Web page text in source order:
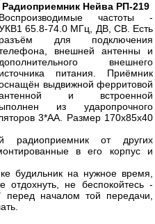
Радиоприемник Нейва РП-219
Воспроизводимые частоты -
65.8-74.0 МГц, ДВ, СВ. Есть
разъём для подключения
внешней антенны и
дополнительного внешнего
источника питания. Приёмник
выдвижной ферритовой
и встроенной
из ударопрочного
3*АА. Размер 170х85х40
радиоприемник от других
в его корпус и
будильник на нужное время,
отдохнуть, не беспокойтесь -
перед началом той передачи,